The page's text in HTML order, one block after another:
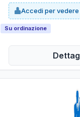
Accedi per
Su ordinazione